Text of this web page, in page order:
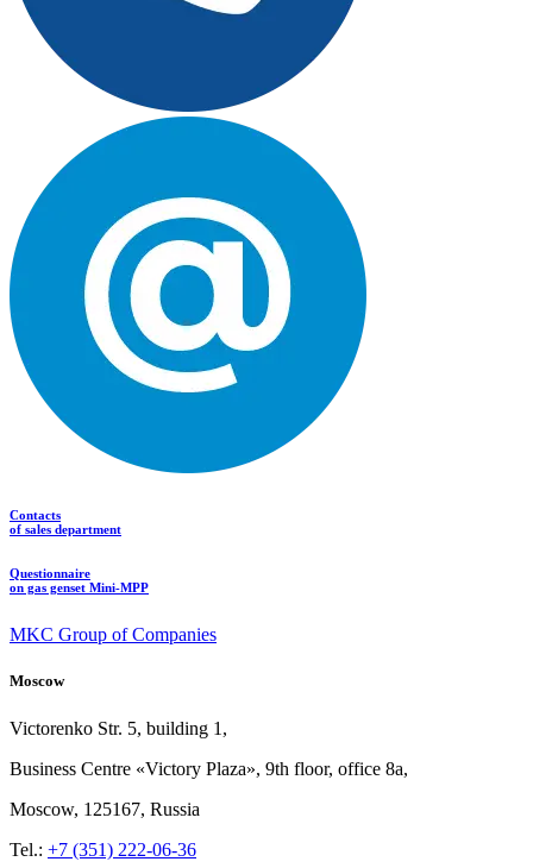
Contacts
of sales department
Questionnaire
on gas genset Mini-MPP
MKC Group of Companies
Moscow
Victorenko Str. 5, building 1,
Business Centre «Victory Plaza», 9th floor, office 8a,
Moscow, 125167, Russia
Tel.: +7 (351) 222-06-36